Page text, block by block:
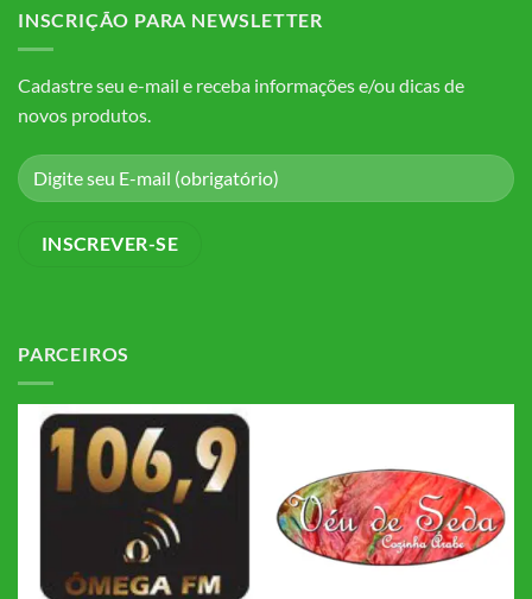
INSCRIÇÃO PARA NEWSLETTER
Cadastre seu e-mail e receba informações e/ou dicas de
novos produtos.
PARCEIROS